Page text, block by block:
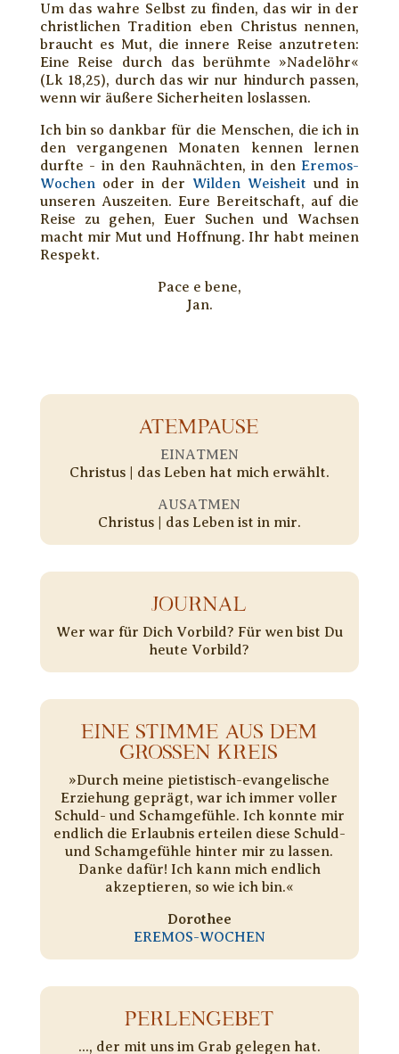
Um das wahre Selbst zu finden, das wir in der
christlichen Tradition eben Christus nennen,
braucht es Mut, die innere Reise anzutreten:
Eine Reise durch das berühmte »Nadelöhr«
(Lk 18,25), durch das wir nur hindurch passen,
wenn wir äußere Sicherheiten loslassen.
Ich bin so dankbar für die Menschen, die ich in
den vergangenen Monaten kennen lernen
durfte - in den Rauhnächten, in den Eremos-
Wochenoder in der Wilden Weisheit und in
unseren Auszeiten. Eure Bereitschaft, auf die
Reise zu gehen, Euer Suchen und Wachsen
macht mir Mut und Hoffnung. Ihr habt meinen
Respekt.
Pace e bene,
Jan.
ATEMPAUSE
EINATMEN
Christus | das Leben hat mich erwählt.
AUSATMEN
Christus | das Leben ist in mir.
JOURNAL
Wer war für Dich Vorbild? Für wen bist Du
heute Vorbild?
EINE STIMME AUS DEM
GROSSEN KREIS
»Durch meine pietistisch-evangelische
Erziehung geprägt, war ich immer voller
Schuld- und Schamgefühle. Ich konnte mir
endlich die Erlaubnis erteilen diese Schuld-
und Schamgefühle hinter mir zu lassen.
Danke dafür! Ich kann mich endlich
akzeptieren, so wie ich bin.«
Dorothee
EREMOS-WOCHEN
PERLENGEBET
..., der mit uns im Grab gelegen hat.